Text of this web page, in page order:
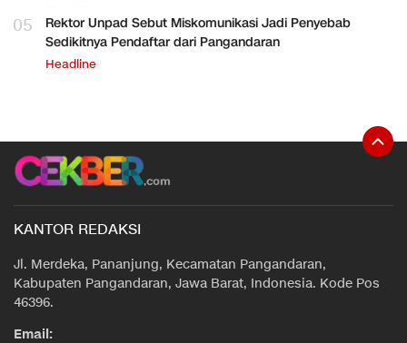
05
Rektor Unpad Sebut Miskomunikasi Jadi Penyebab
Sedikitnya Pendaftar dari Pangandaran
Headline
KANTOR REDAKSI
Jl. Merdeka, Pananjung, Kecamatan Pangandaran,
Kabupaten Pangandaran, Jawa Barat, Indonesia. Kode Pos
46396.
Email: